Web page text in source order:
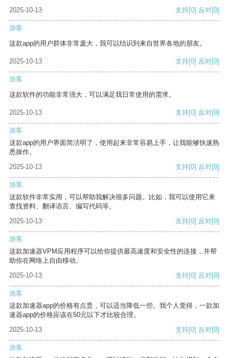
2025-10-13 支持[0] 反对[0]
游客
这款app的用户群体非常庞大，我可以结识到来自世界各地的朋友。
2025-10-13 支持[0] 反对[0]
游客
这款软件的功能非常强大，可以满足我日常使用的需求。
2025-10-13 支持[0] 反对[0]
游客
这款app的用户界面简洁明了，使用起来非常容易上手，让我能够快速熟
悉操作。
2025-10-13
支持[0] 反对[0]
游客
这款软件非常实用，可以帮助我解决很多问题。比如，我可以使用它来
查找资料、翻译语言、编写代码等。
2025-10-13
支持[0] 反对[0]
游客
这款加速器VPM应用程序可以给你提供最高速度和安全性的连接，并帮
助你在网络上自由移动。
2025-10-13
支持[0] 反对[0]
游客
这款加速器app的价格有点贵，可以适当降低一些。我个人觉得，一款加
速器app的价格应该在50元以下才比较合理。
2025-10-13
支持[0] 反对[0]
游客